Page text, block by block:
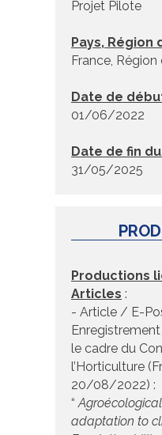
Projet Pilote
Pays, Région
France, Région
Date de
01/06/2022
Date de fin
31/05/2025
Productions
Articles :
- Article / E-
le cadre du
l’Horticulture
20/08/2022) :
“
adaptation to